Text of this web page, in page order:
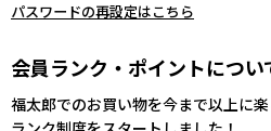
パスワードの再設定はこちら
会員ランク・ポイントについ
福太郎でのお買い物を今まで以上に